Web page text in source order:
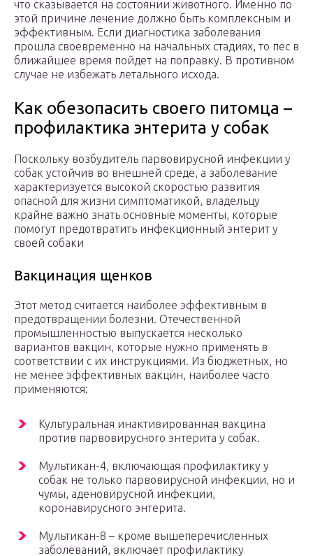
что сказывается на состоянии животного. Именно по
этой причине лечение должно быть комплексным и
эффективным. Если диагностика заболевания
прошла своевременно на начальных стадиях, то пес в
ближайшее время пойдет на поправку. В противном
случае не избежать летального исхода.
Как обезопасить своего питомца –
профилактика энтерита у собак
Поскольку возбудитель парвовирусной инфекции у
собак устойчив во внешней среде, а заболевание
характеризуется высокой скоростью развития
опасной для жизни симптоматикой, владельцу
крайне важно знать основные моменты, которые
помогут предотвратить инфекционный энтерит у
своей собаки
Вакцинация щенков
Этот метод считается наиболее эффективным в
предотвращении болезни. Отечественной
промышленностью выпускается несколько
вариантов вакцин, которые нужно применять в
соответствии с их инструкциями. Из бюджетных, но
не менее эффективных вакцин, наиболее часто
применяются:
Культуральная инактивированная вакцина
против парвовирусного энтерита у собак.
Мультикан-4, включающая профилактику у
собак не только парвовирусной инфекции, но и
чумы, аденовирусной инфекции,
коронавирусного энтерита.
Мультикан-8 – кроме вышеперечисленных
заболеваний, включает профилактику